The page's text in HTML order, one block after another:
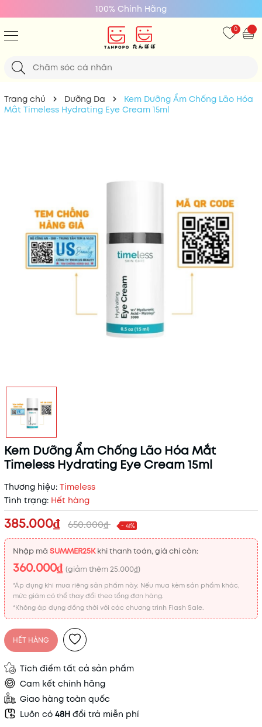
Giá Tốt Nhất
0
Trang chủ Dưỡng Da
Kem Dưỡng Ẩm Chống Lão Hóa
Mắt Timeless Hydrating Eye Cream 15ml
Kem Dưỡng Ẩm Chống Lão Hóa Mắt
Timeless Hydrating Eye Cream 15ml
Thương hiệu: Timeless
Tình trạng: Hết hàng
385.000₫ 650.000₫ - 41%
Nhập mã SUMMER25Kkhi thanh toán, giá chỉ còn:
360.000₫ (giảm thêm25.000₫)
*Áp dụng khi mua riêng sản phẩm này. Nếu mua kèm sản phẩm khác,
mức giảm có thể thay đổi theo tổng đơn hàng.
*Không áp dụng đồng thời với các chương trình Flash Sale.
HẾT HÀNG
Tích điểm tất cả sản phẩm
Cam kết chính hãng
Giao hàng toàn quốc
Luôn có 48H đổi trả miễn phí